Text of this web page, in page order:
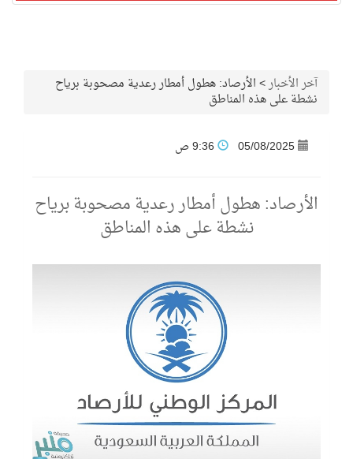
آخر الأخبار>الأرصاد: هطول أمطار رعدية مصحوبة برياح
نشطة على هذه المناطق
05/08/2025
الأرصاد: هطول أمطار رعدية مصحوبة برياح
نشطة على هذه المناطق